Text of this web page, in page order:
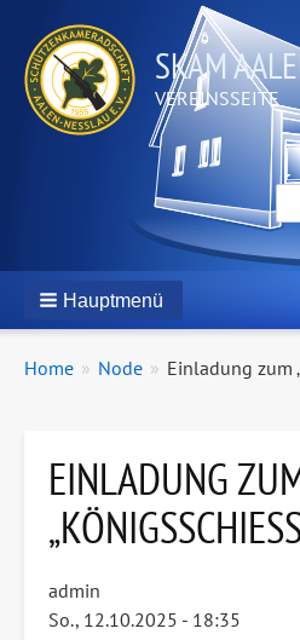
SKAM
VEREINSSEITE
Hauptmenü
PFADNAVIGATION
You
Home Node Einladung zum
EINLADUNG
admin
So., 12.10.2025 - 18:35